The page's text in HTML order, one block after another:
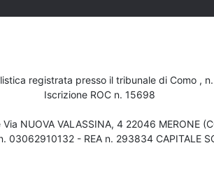
registrata presso il tribunale di Como ,
Iscrizione ROC n. 15698
NUOVA VALASSINA, 4 22046 MERONE
03062910132 - REA n. 293834 CAPITALE